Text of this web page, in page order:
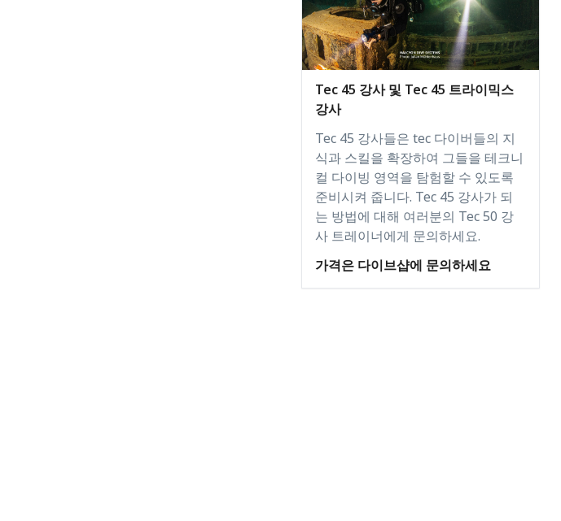
Tec 45 강사 및 Tec 45 트라이믹스
강사
Tec 45 강사들은 tec 다이버들의 지
식과 스킬을 확장하여 그들을 테크니
컬 다이빙 영역을 탐험할 수 있도록
준비시켜 줍니다. Tec 45 강사가 되
는 방법에 대해 여러분의 Tec 50 강
사 트레이너에게 문의하세요.
가격은 다이브샵에 문의하세요